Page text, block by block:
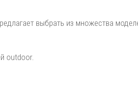
выбрать из множества
outdoor.